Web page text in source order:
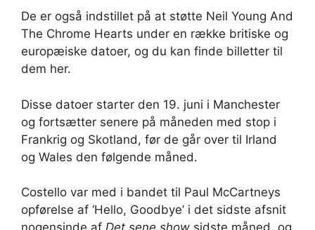
De er også indstillet på at støtte Neil Young And
The Chrome Hearts under en række britiske og
europæiske datoer, og du kan finde billetter til
dem her.
Disse datoer starter den 19. juni i Manchester
og fortsætter senere på måneden med stop i
Frankrig og Skotland, før de går over til Irland
og Wales den følgende måned.
Costello var med i bandet til Paul McCartneys
opførelse af ‘Hello, Goodbye’ i det sidste afsnit
nogensinde af Det sene show sidste måned, og